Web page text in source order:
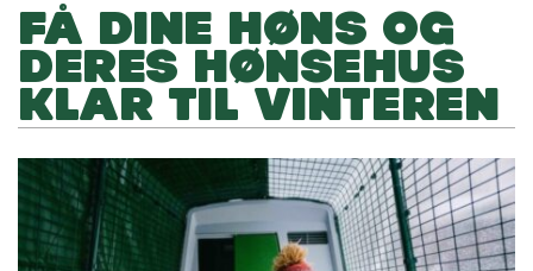
FÅ DINE HØNS OG
DERES HØNSEHUS
KLAR TIL VINTEREN